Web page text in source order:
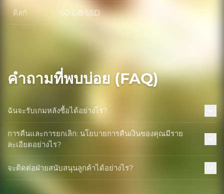
ดิสก์ ดิสก์
60 GB SSD
คำถามที่พบบ่อย (FAQ)
ฉันจะรับเกมหลังซื้อได้อย่างไร?
การคืนและการยกเลิก: นโยบายการคืนเงินของคุณมีราย
ละเอียดอย่างไร?
จะติดต่อฝ่ายสนับสนุนลูกค้าได้อย่างไร?